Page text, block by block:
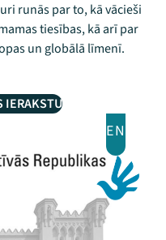
runās par to, kā vācieši
tiesības, kā arī par
un globālā līmenī.
IERAKSTU
EN